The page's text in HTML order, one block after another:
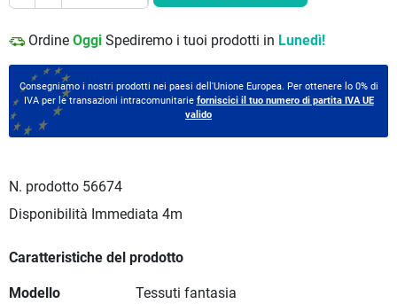
Ordine Oggi Spediremo i tuoi prodotti in Lunedì!
Consegniamo i nostri prodotti nei paesi dell'Unione Europea. Per ottenere lo 0% di
IVA per le transazioni intracomunitarie forniscici il tuo numero di partita IVA UE
valido
N. prodotto 56674
Disponibilità Immediata 4m
Caratteristiche del prodotto
Modello
Tessuti fantasia